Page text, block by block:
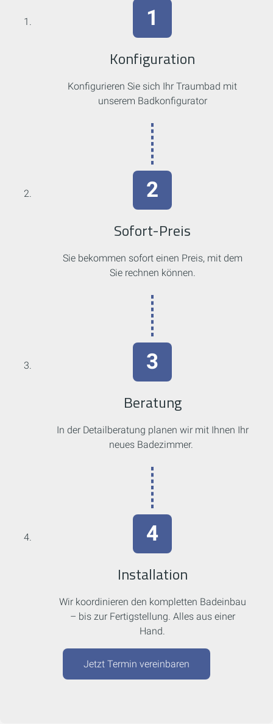
Konfiguration
Konfigurieren Sie sich Ihr Traumbad mit
unserem Badkonfigurator
Sofort-Preis
Sie bekommen sofort einen Preis, mit dem
Sie rechnen können.
Beratung
In der Detailberatung planen wir mit Ihnen Ihr
neues Badezimmer.
Installation
Wir koordinieren den kompletten Badeinbau
– bis zur Fertigstellung. Alles aus einer
Hand.
Jetzt Termin vereinbaren